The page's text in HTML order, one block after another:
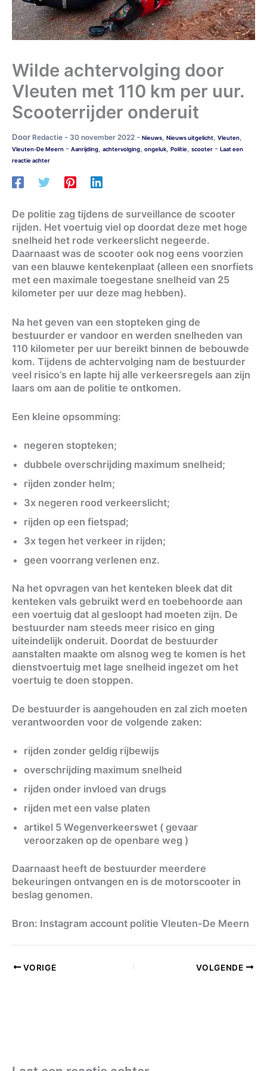
Wilde achtervolging door
Vleuten met 110 km per uur.
Scooterrijder onderuit
Door Redactie - 30 november 2022 - Nieuws, Nieuws uitgelicht, Vleuten,
Vleuten-De Meern - Aanrijding, achtervolging, ongeluk, Politie, scooter - Laat een
reactie achter
De politie zag tijdens de surveillance de scooter
rijden. Het voertuig viel op doordat deze met hoge
snelheid het rode verkeerslicht negeerde.
Daarnaast was de scooter ook nog eens voorzien
van een blauwe kentekenplaat (alleen een snorfiets
met een maximale toegestane snelheid van 25
kilometer per uur deze mag hebben).
Na het geven van een stopteken ging de
bestuurder er vandoor en werden snelheden van
110 kilometer per uur bereikt binnen de bebouwde
kom. Tijdens de achtervolging nam de bestuurder
veel risico’s en lapte hij alle verkeersregels aan zijn
laars om aan de politie te ontkomen.
Een kleine opsomming:
negeren stopteken;
dubbele overschrijding maximum snelheid;
rijden zonder helm;
3x negeren rood verkeerslicht;
rijden op een fietspad;
3x tegen het verkeer in rijden;
geen voorrang verlenen enz.
Na het opvragen van het kenteken bleek dat dit
kenteken vals gebruikt werd en toebehoorde aan
een voertuig dat al gesloopt had moeten zijn. De
bestuurder nam steeds meer risico en ging
uiteindelijk onderuit. Doordat de bestuurder
aanstalten maakte om alsnog weg te komen is het
dienstvoertuig met lage snelheid ingezet om het
voertuig te doen stoppen.
De bestuurder is aangehouden en zal zich moeten
verantwoorden voor de volgende zaken:
rijden zonder geldig rijbewijs
overschrijding maximum snelheid
rijden onder invloed van drugs
rijden met een valse platen
artikel 5 Wegenverkeerswet ( gevaar
veroorzaken op de openbare weg )
Daarnaast heeft de bestuurder meerdere
bekeuringen ontvangen en is de motorscooter in
beslag genomen.
Bron: Instagram account politie Vleuten-De Meern
VORIGE VOLGENDE